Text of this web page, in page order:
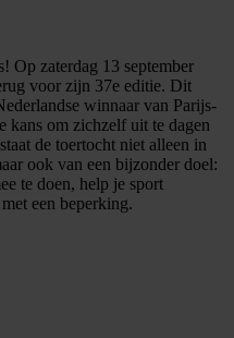
Op zaterdag 13 september
voor zijn 37e editie. Dit
winnaar van Parijs-
kans om zichzelf uit te dagen
de toertocht niet alleen in
ook van een bijzonder doel:
te doen, help je sport
een beperking.